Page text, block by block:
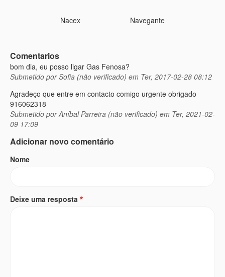
Nacex Navegante
Comentarios
bom dia, eu posso ligar Gas Fenosa?
Submetido porSofia (não verificado) em Ter, 2017-02-28 08:12
Agradeço que entre em contacto comigo urgente obrigado
916062318
Submetido porAníbal Parreira (não verificado) em Ter, 2021-02-
09 17:09
Adicionar novo comentário
Nome
Deixe uma resposta